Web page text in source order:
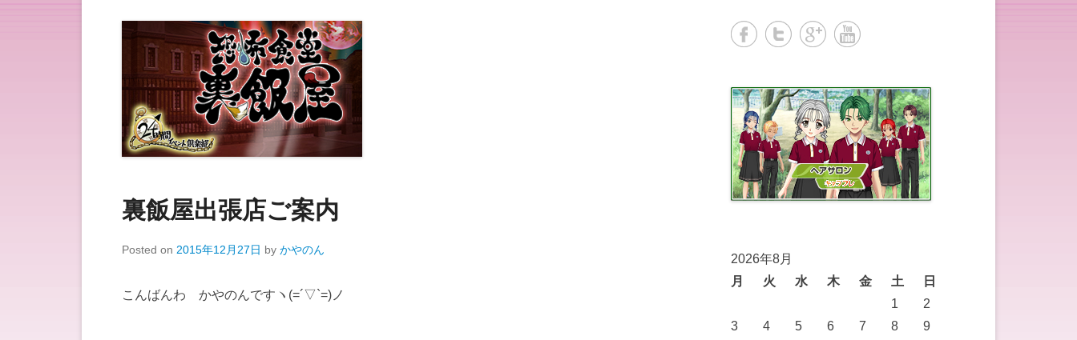
裏飯屋出張店ご案内
Posted on 2015年12月27日 by かやのん
こんばんわ かやのんですヽ(=´▽`=)ノ
2026年8月
月
火 水 木 金 土
日
1
2
3
4 5 6 7 8
9